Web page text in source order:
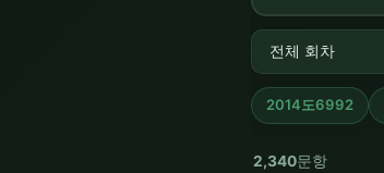
2014도6992
2,340문항